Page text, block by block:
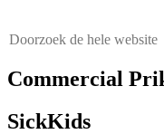
Commercial
SickKids